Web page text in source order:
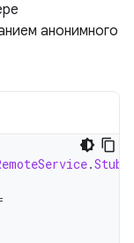
анонимного
.Stub